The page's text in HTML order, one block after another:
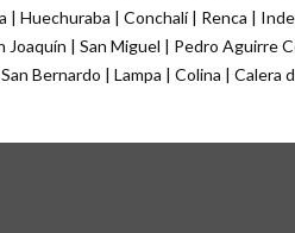
Huechuraba | Conchalí | Renca |
| San Miguel | Pedro Aguirre
Bernardo | Lampa | Colina |